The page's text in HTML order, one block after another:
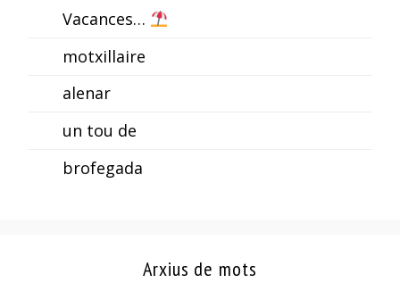
Vacances…
motxillaire
alenar
un tou de
brofegada
Arxius de mots